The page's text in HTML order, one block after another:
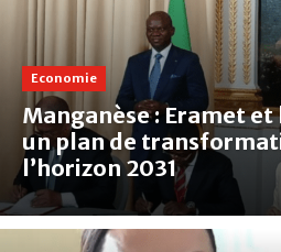
Economie
Manganèse : Eramet
un plan de
l’horizon 2031